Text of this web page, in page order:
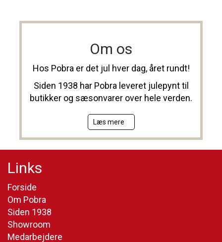
Om os
Hos Pobra er det jul hver dag, året rundt!
Siden 1938 har Pobra leveret julepynt til
butikker og sæsonvarer over hele verden.
Læs mere
Links
Forside
Om Pobra
Siden 1938
Showroom
Medarbejdere